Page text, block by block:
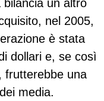
bilancia un altro
nel 2005,
è stata
dollari e, se così
frutterebbe una
media.